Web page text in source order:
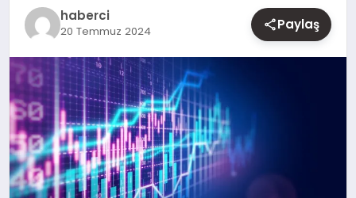
haberci
20 Temmuz 2024 Paylaş